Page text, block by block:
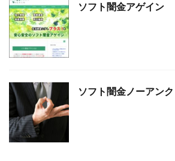
ソフト闇金アゲイン
ソフト闇金ノーアンク